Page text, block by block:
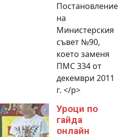
Постановление
на
Министерския
съвет №90,
което заменя
ПМС 334 от
декември 2011
г. </p>
Уроци по
гайда
онлайн